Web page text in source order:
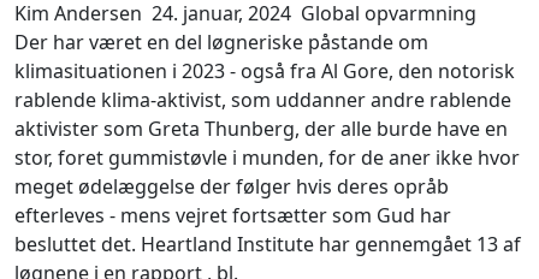
Kim Andersen 24. januar, 2024 Global opvarmning
Der har været en del løgneriske påstande om
klimasituationen i 2023 - også fra Al Gore, den notorisk
rablende klima-aktivist, som uddanner andre rablende
aktivister som Greta Thunberg, der alle burde have en
stor, foret gummistøvle i munden, for de aner ikke hvor
meget ødelæggelse der følger hvis deres opråb
efterleves - mens vejret fortsætter som Gud har
besluttet det. Heartland Institute har gennemgået 13 af
løgnene i en rapport , bl.